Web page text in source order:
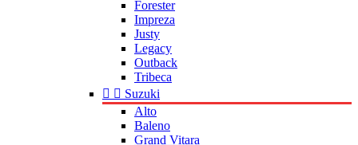
Forester
Impreza
Justy
Legacy
Outback
Tribeca
  Suzuki
Alto
Baleno
Grand Vitara